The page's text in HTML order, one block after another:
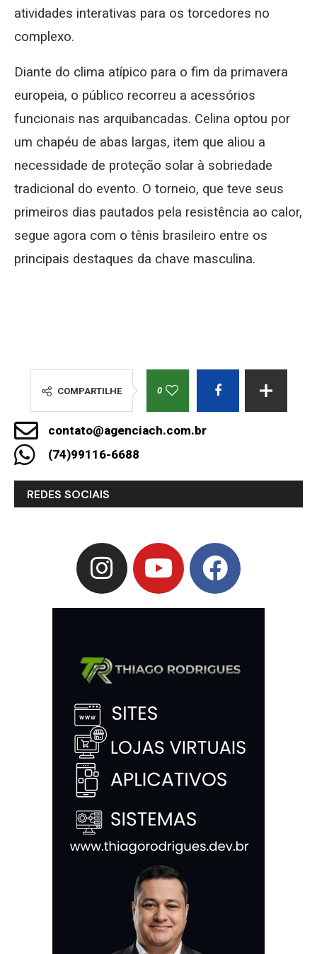
atividades interativas para os torcedores no
complexo.
Diante do clima atípico para o fim da primavera
europeia, o público recorreu a acessórios
funcionais nas arquibancadas. Celina optou por
um chapéu de abas largas, item que aliou a
necessidade de proteção solar à sobriedade
tradicional do evento. O torneio, que teve seus
primeiros dias pautados pela resistência ao calor,
segue agora com o tênis brasileiro entre os
principais destaques da chave masculina.
COMPARTILHE 0
contato@agenciach.com.br
(74)99116-6688
REDES SOCIAIS